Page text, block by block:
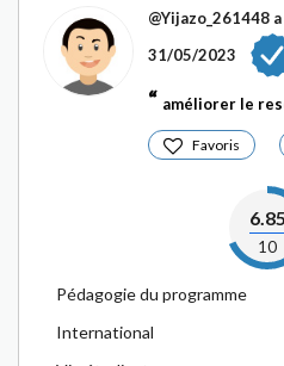
@Yijazo_261448
31/05/2023
améliorer le
Favoris
6.85
10
Pédagogie du programme
International